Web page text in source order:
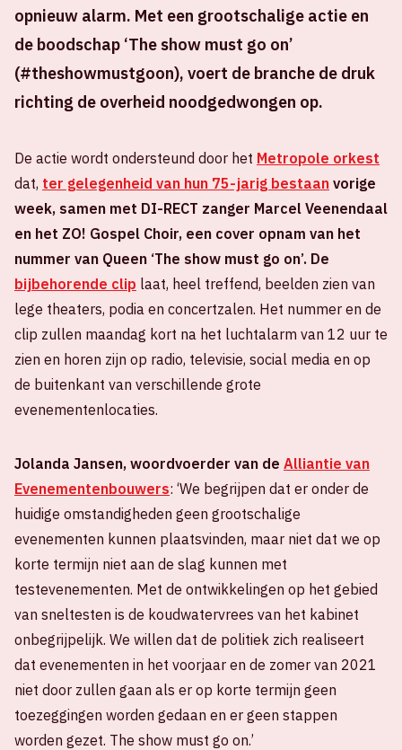
opnieuw alarm. Met een grootschalige actie en
de boodschap ‘The show must go on’
(#theshowmustgoon), voert de branche de druk
richting de overheid noodgedwongen op.
De actie wordt ondersteund door het Metropole orkest
dat, ter gelegenheid van hun 75-jarig bestaan vorige
week, samen met DI-RECT zanger Marcel Veenendaal
en het ZO! Gospel Choir, een cover opnam van het
nummer van Queen ‘The show must go on’. De
bijbehorende clip laat, heel treffend, beelden zien van
lege theaters, podia en concertzalen. Het nummer en de
clip zullen maandag kort na het luchtalarm van 12 uur te
zien en horen zijn op radio, televisie, social media en op
de buitenkant van verschillende grote
evenementenlocaties.
Jolanda Jansen, woordvoerder van de Alliantie van
Evenementenbouwers: ‘We begrijpen dat er onder de
huidige omstandigheden geen grootschalige
evenementen kunnen plaatsvinden, maar niet dat we op
korte termijn niet aan de slag kunnen met
testevenementen. Met de ontwikkelingen op het gebied
van sneltesten is de koudwatervrees van het kabinet
onbegrijpelijk. We willen dat de politiek zich realiseert
dat evenementen in het voorjaar en de zomer van 2021
niet door zullen gaan als er op korte termijn geen
toezeggingen worden gedaan en er geen stappen
worden gezet. The show must go on.’